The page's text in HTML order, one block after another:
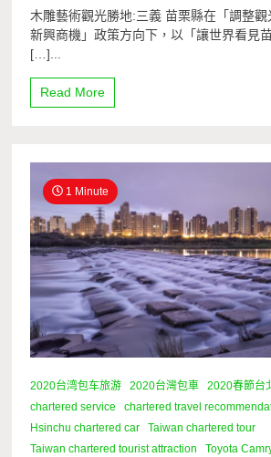
木雕藝術觀光勝地:三義 苗栗縣在「調整
新興商機」政策方向下，以「讓世界看見
[…]...
Read More
1 Minute
2020台湾包车旅游 2020台灣包車
2020春節台
chartered service
chartered travel
Hsinchu chartered car
Taiwan chartered tour
Taiwan chartered tourist attraction
Toyota